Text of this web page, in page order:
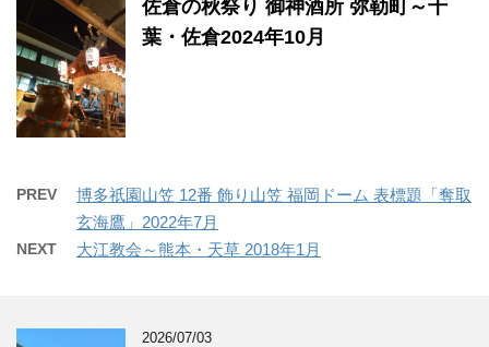
佐倉の秋祭り 御神酒所 弥勒町～千
葉・佐倉2024年10月
PREV
博多祇園山笠 12番 飾り山笠 福岡ドーム 表標題「奪取
玄海鷹」2022年7月
NEXT 大江教会～熊本・天草 2018年1月
2026/07/03